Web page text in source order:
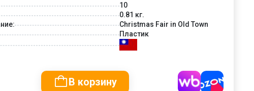
10
0.81 кг.
Christmas Fair in Old Town
Пластик
В корзину